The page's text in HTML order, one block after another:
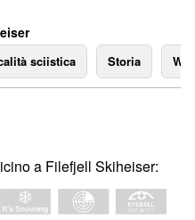
sciistica Storia
a Filefjell Skiheiser: